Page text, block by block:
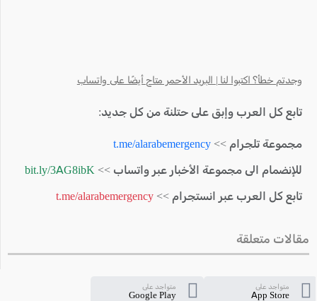
وجدتم خطأ؟ اكتبوا لنا | البريد الأحمر متاح أيضًا على واتساب
تابع كل العرب وإبق على حتلنة من كل جديد:
مجموعة تلجرام >> t.me/alarabemergency
للإنضمام الى مجموعة الأخبار عبر واتساب >> bit.ly/3AG8ibK
تابع كل العرب عبر انستجرام >> t.me/alarabemergency
مقالات متعلقة
متواجد على
App Store
متواجد على
Google Play